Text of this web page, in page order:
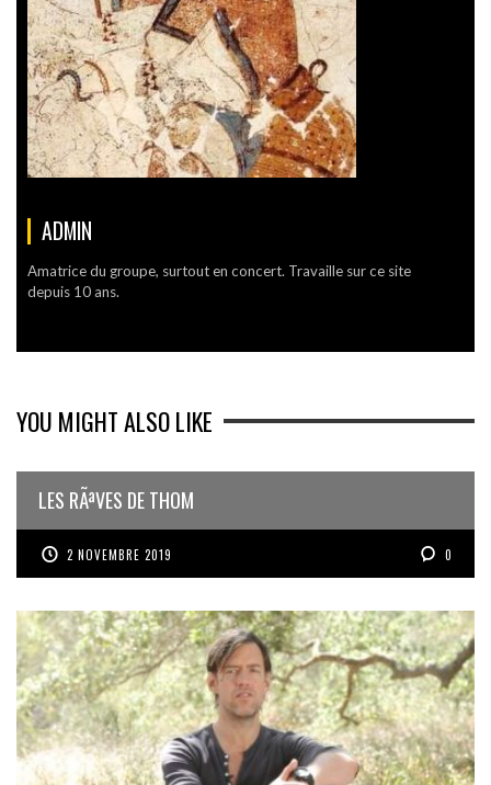
ADMIN
Amatrice du groupe, surtout en concert. Travaille sur ce site
depuis 10 ans.
YOU MIGHT ALSO LIKE
LES RÃªVES DE THOM
2 NOVEMBRE 2019 0